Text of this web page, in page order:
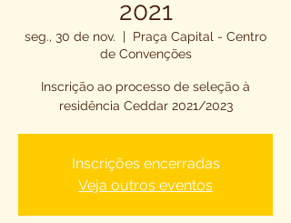
2021
seg., 30 de nov.
  |
Praça Capital - Centro
de Convenções
Inscrição ao processo de seleção à
residência Ceddar 2021/2023
Inscrições encerradas
Veja outros eventos